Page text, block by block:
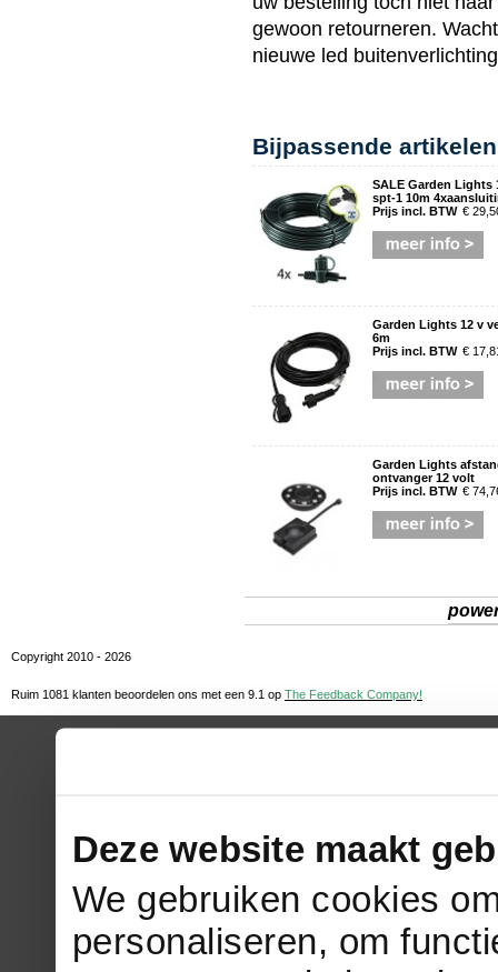
Deze website maakt
We gebruiken cookies
personaliseren, om
gewoon retourneren.
nieuwe led buitenverlichting
Bijpassende artikelen
SALE Garden Lights
spt-1 10m
Prijs incl. BTW €
Garden Lights 12 v
6m
Prijs incl. BTW €
Garden Lights
ontvanger 12 volt
Prijs incl. BTW €
Copyright 2010 - 2026
Ruim 1081 klanten beoordelen ons met een 9.1 op The Feedback Company!